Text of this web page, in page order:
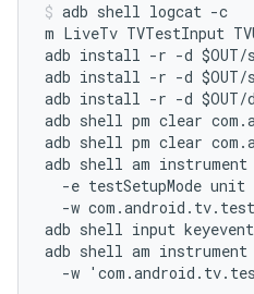
adb shell logcat -c
m LiveTv TVTestInput
adb install -r -d $OUT/
adb install -r -d $OUT/
adb install -r -d $OUT/
adb shell pm clear
adb shell pm clear
adb shell am
-e testSetupMode unit
-w
adb shell input keyevent
adb shell am